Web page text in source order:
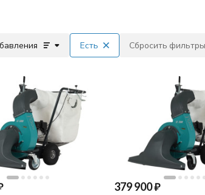
Есть Сбросить фильтры
379 900₽